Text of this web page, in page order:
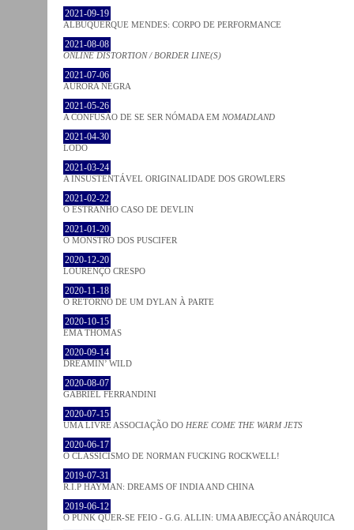
2021-09-19
ALBUQUERQUE MENDES: CORPO DE PERFORMANCE
2021-08-08
ONLINE DISTORTION / BORDER LINE(S)
2021-07-06
AURORA NEGRA
2021-05-26
A CONFUSÃO DE SE SER NÓMADA EM NOMADLAND
2021-04-30
LODO
2021-03-24
A INSUSTENTÁVEL ORIGINALIDADE DOS GROWLERS
2021-02-22
O ESTRANHO CASO DE DEVLIN
2021-01-20
O MONSTRO DOS PUSCIFER
2020-12-20
LOURENÇO CRESPO
2020-11-18
O RETORNO DE UM DYLAN À PARTE
2020-10-15
EMA THOMAS
2020-09-14
DREAMIN’ WILD
2020-08-07
GABRIEL FERRANDINI
2020-07-15
UMA LIVRE ASSOCIAÇÃO DO HERE COME THE WARM JETS
2020-06-17
O CLASSICISMO DE NORMAN FUCKING ROCKWELL!
2019-07-31
R.I.P HAYMAN: DREAMS OF INDIA AND CHINA
2019-06-12
O PUNK QUER-SE FEIO - G.G. ALLIN: UMA ABJECÇÃO ANÁRQUICA